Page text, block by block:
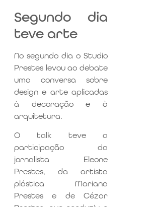
Segundo dia
teve arte
No segundo dia o Studio
Prestes levou ao debate
uma conversa sobre
design e arte aplicadas
à decoração e à
arquitetura.
O talk teve a
participação da
jornalista Eleone
Prestes, da artista
plástica Mariana
Prestes e de Cézar